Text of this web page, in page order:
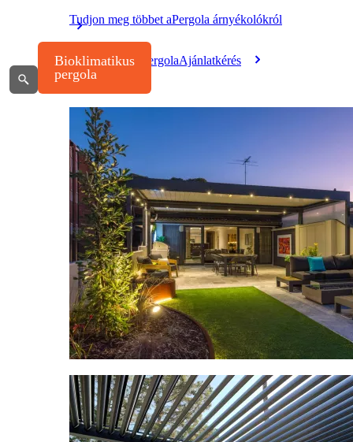
Tudjon meg többet aPergola árnyékolókról
Bioklimatikus pergolaAjánlatkérés